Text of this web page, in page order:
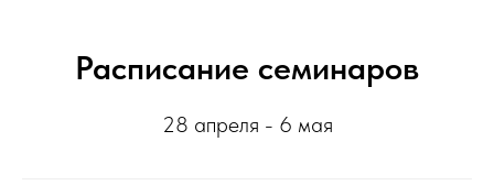
Расписание семинаров
28 апреля - 6 мая